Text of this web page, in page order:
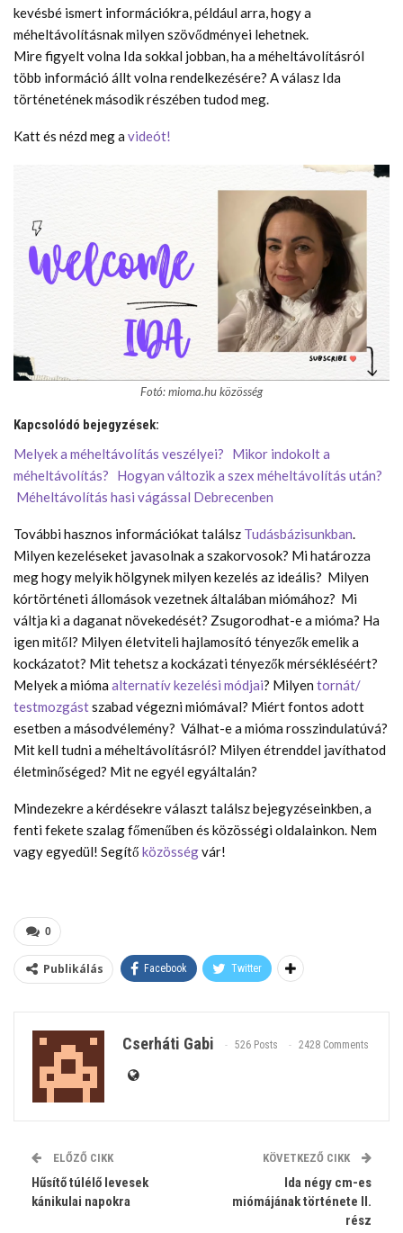
kevésbé ismert információkra, például arra, hogy a
méheltávolításnak milyen szövődményei lehetnek.
Mire figyelt volna Ida sokkal jobban, ha a méheltávolításról
több információ állt volna rendelkezésére? A válasz Ida
történetének második részében tudod meg.
Katt és nézd meg a videót!
Fotó: mioma.hu közösség
Kapcsolódó bejegyzések:
Melyek a méheltávolítás veszélyei?
Mikor indokolt a
méheltávolítás?
Hogyan változik a szex méheltávolítás után?
Méheltávolítás hasi vágással Debrecenben
További hasznos információkat találsz Tudásbázisunkban.
Milyen kezeléseket javasolnak a szakorvosok? Mi határozza
meg hogy melyik hölgynek milyen kezelés az ideális? Milyen
kórtörténeti állomások vezetnek általában miómához? Mi
váltja ki a daganat növekedését? Zsugorodhat-e a mióma? Ha
igen mitől? Milyen életviteli hajlamosító tényezők emelik a
kockázatot? Mit tehetsz a kockázati tényezők mérsékléséért?
Melyek a mióma alternatív kezelési módjai? Milyen tornát/
testmozgástszabad végezni miómával? Miért fontos adott
esetben a másodvélemény? Válhat-e a mióma rosszindulatúvá?
Mit kell tudni a méheltávolításról? Milyen étrenddel javíthatod
életminőséged? Mit ne egyél egyáltalán?
Mindezekre a kérdésekre választ találsz bejegyzéseinkben, a
fenti fekete szalag főmenűben és közösségi oldalainkon. Nem
vagy egyedül! Segítő közösségvár!
0
Publikálás Facebook Twitter
Cserháti Gabi 526 Posts 2428 Comments
ELŐZŐ CIKK
Hűsítő túlélő levesek
kánikulai napokra
KÖVETKEZŐ CIKK
Ida négy cm-es
miómájának története II.
rész